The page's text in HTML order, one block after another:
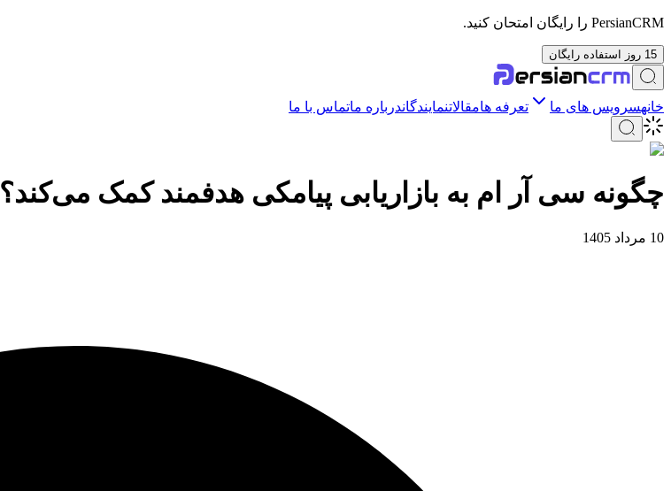
PersianCRM را رایگان امتحان کنید.
15 روز استفاده رایگان
خانهسرویس های ما تعرفه هامقالاتنمایندگاندرباره ماتماس با ما
چگونه سی آر ام به بازاریابی پیامکی هدفمند کمک می‌کند؟
10 مرداد 1405